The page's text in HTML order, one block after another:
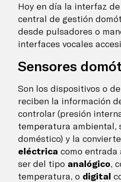
Hoy en día la interfaz
central de gestión
desde pulsadores o
interfaces vocales
Sensores
Son los dispositivos o
reciben la información
controlar (presión
temperatura ambiental,
doméstico) y la
eléctrica como entrada
ser del tipo analógico,
temperatura, o digital